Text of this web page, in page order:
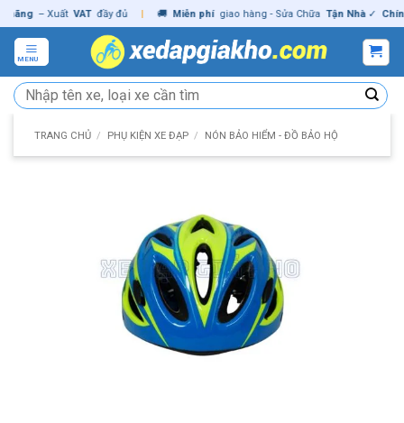
Skip
to
content
– Xuất VAT đầy đủ | 🚚 Miễn phí giao hàng - Sửa Chữa Tận Nhà ✓ Chính
MENU
Tìm
kiếm:
TRANG CHỦ / PHỤ KIỆN XE ĐẠP / NÓN BẢO HIỂM - ĐỒ BẢO HỘ